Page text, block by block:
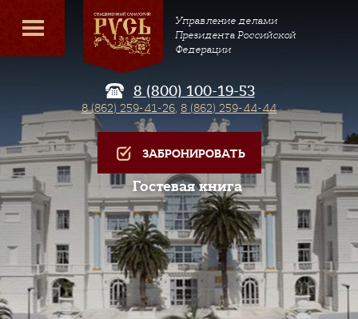
Управление делами
Президента Российской
Федерации
8 (800) 100-19-53
8 (862) 259-41-26, 8 (862) 259-44-44
ЗАБРОНИРОВАТЬ
Гостевая книга